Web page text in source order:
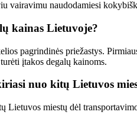
vairavimu naudodamiesi
kainas Lietuvoje?
pagrindinės priežastys.
įtakos degalų kainoms.
nuo kitų Lietuvos
miestų dėl